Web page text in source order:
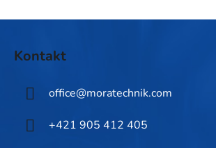
u
Kontakt
office@moratechnik.com
+421 905 412 405